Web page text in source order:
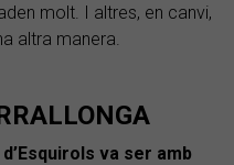
molt. I altres, en canvi,
altra manera.
va ser amb